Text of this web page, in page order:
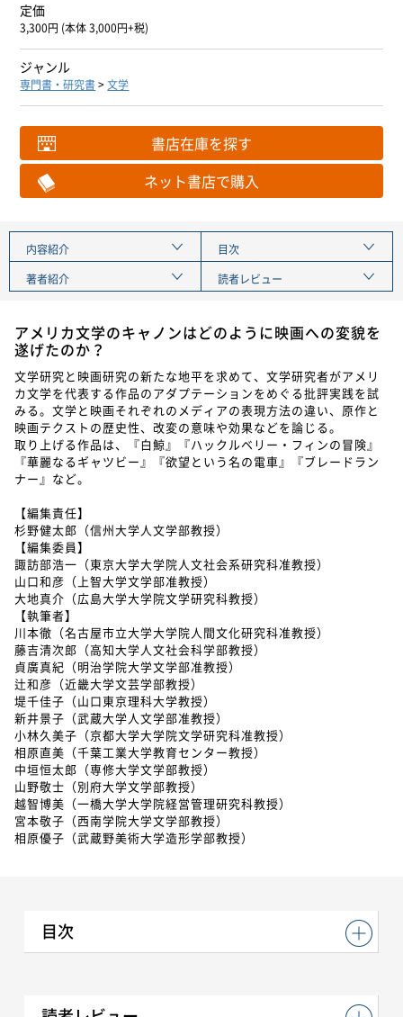
定価
3,300円 (本体 3,000円+税)
ジャンル
専門書・研究書>文学
書店在庫を探す
ネット書店で購入
内容紹介
目次
著者紹介
読者レビュー
アメリカ文学のキャノンはどのように映画への変貌を
遂げたのか？
文学研究と映画研究の新たな地平を求めて、文学研究者がアメリ
カ文学を代表する作品のアダプテーションをめぐる批評実践を試
みる。文学と映画それぞれのメディアの表現方法の違い、原作と
映画テクストの歴史性、改変の意味や効果などを論じる。
取り上げる作品は、『白鯨』『ハックルベリー・フィンの冒険』
『華麗なるギャツビー』『欲望という名の電車』『ブレードラン
ナー』など。
【編集責任】
杉野健太郎（信州大学人文学部教授）
【編集委員】
諏訪部浩一（東京大学大学院人文社会系研究科准教授）
山口和彦（上智大学文学部准教授）
大地真介（広島大学大学院文学研究科教授）
【執筆者】
川本徹（名古屋市立大学大学院人間文化研究科准教授）
藤吉清次郎（高知大学人文社会科学部教授）
貞廣真紀（明治学院大学文学部准教授）
辻和彦（近畿大学文芸学部教授）
堤千佳子（山口東京理科大学教授）
新井景子（武蔵大学人文学部准教授）
小林久美子（京都大学大学院文学研究科准教授）
相原直美（千葉工業大学教育センター教授）
中垣恒太郎（専修大学文学部教授）
山野敬士（別府大学文学部教授）
越智博美（一橋大学大学院経営管理研究科教授）
宮本敬子（西南学院大学文学部教授）
相原優子（武蔵野美術大学造形学部教授）
目次